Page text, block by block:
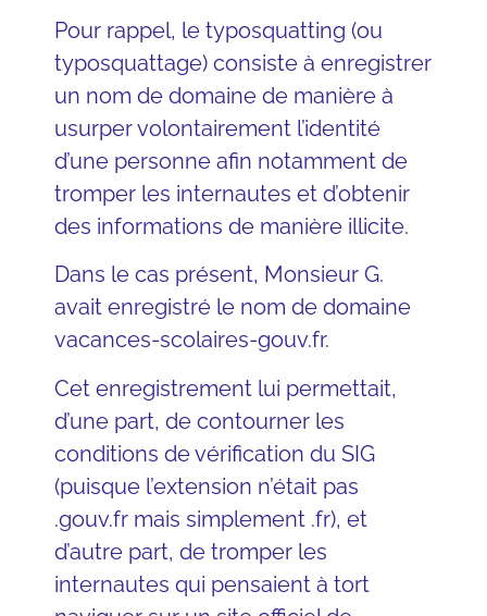
Pour rappel, le typosquatting (ou
typosquattage) consiste à enregistrer
un nom de domaine de manière à
usurper volontairement l’identité
d’une personne afin notamment de
tromper les internautes et d’obtenir
des informations de manière illicite.
Dans le cas présent, Monsieur G.
avait enregistré le nom de domaine
vacances-scolaires-gouv.fr.
Cet enregistrement lui permettait,
d’une part, de contourner les
conditions de vérification du SIG
(puisque l’extension n’était pas
.gouv.fr mais simplement .fr), et
d’autre part, de tromper les
internautes qui pensaient à tort